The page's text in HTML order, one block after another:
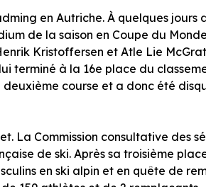
en Autriche. À quelques jours
de la saison en Coupe du
Kristoffersen et Atle Lie
à la 16e place du
deuxième course et a donc été
La Commission consultative des
de ski. Après sa troisième
en ski alpin et en quête de